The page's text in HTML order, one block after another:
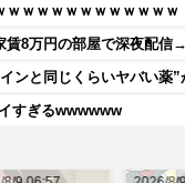
ｗｗｗｗｗｗｗｗｗｗｗ
ンと同じくらいヤバい薬
すぎるwwwwww